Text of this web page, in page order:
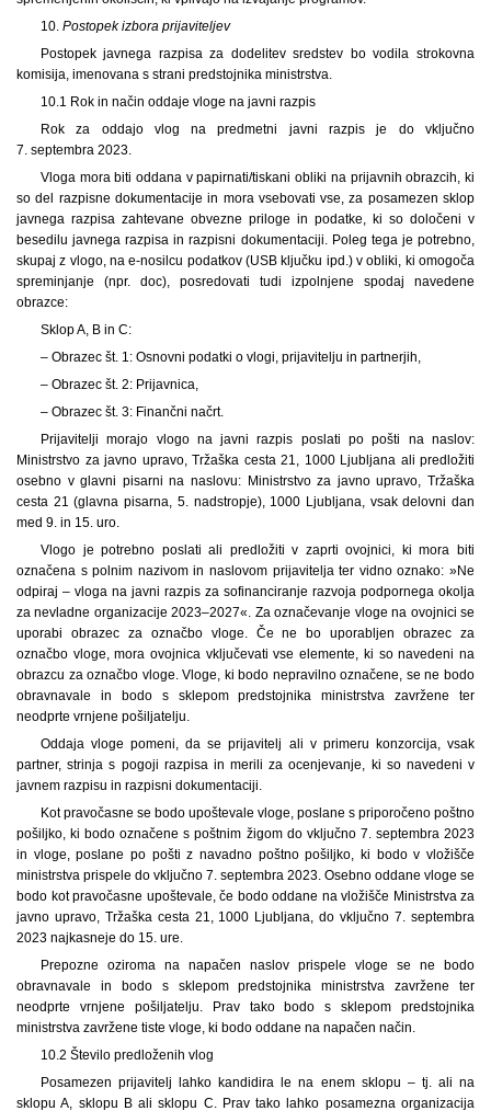
10. Postopek izbora prijaviteljev
Postopek javnega razpisa za dodelitev sredstev bo vodila strokovna
komisija, imenovana s strani predstojnika ministrstva.
10.1 Rok in način oddaje vloge na javni razpis
Rok za oddajo vlog na predmetni javni razpis je do vključno
7. septembra 2023.
Vloga mora biti oddana v papirnati/tiskani obliki na prijavnih obrazcih, ki
so del razpisne dokumentacije in mora vsebovati vse, za posamezen sklop
javnega razpisa zahtevane obvezne priloge in podatke, ki so določeni v
besedilu javnega razpisa in razpisni dokumentaciji. Poleg tega je potrebno,
skupaj z vlogo, na e-nosilcu podatkov (USB ključku ipd.) v obliki, ki omogoča
spreminjanje (npr. doc), posredovati tudi izpolnjene spodaj navedene
obrazce:
Sklop A, B in C:
– Obrazec št. 1: Osnovni podatki o vlogi, prijavitelju in partnerjih,
– Obrazec št. 2: Prijavnica,
– Obrazec št. 3: Finančni načrt.
Prijavitelji morajo vlogo na javni razpis poslati po pošti na naslov:
Ministrstvo za javno upravo, Tržaška cesta 21, 1000 Ljubljana ali predložiti
osebno v glavni pisarni na naslovu: Ministrstvo za javno upravo, Tržaška
cesta 21 (glavna pisarna, 5. nadstropje), 1000 Ljubljana, vsak delovni dan
med 9. in 15. uro.
Vlogo je potrebno poslati ali predložiti v zaprti ovojnici, ki mora biti
označena s polnim nazivom in naslovom prijavitelja ter vidno oznako: »Ne
odpiraj – vloga na javni razpis za sofinanciranje razvoja podpornega okolja
za nevladne organizacije 2023–2027«. Za označevanje vloge na ovojnici se
uporabi obrazec za označbo vloge. Če ne bo uporabljen obrazec za
označbo vloge, mora ovojnica vključevati vse elemente, ki so navedeni na
obrazcu za označbo vloge. Vloge, ki bodo nepravilno označene, se ne bodo
obravnavale in bodo s sklepom predstojnika ministrstva zavržene ter
neodprte vrnjene pošiljatelju.
Oddaja vloge pomeni, da se prijavitelj ali v primeru konzorcija, vsak
partner, strinja s pogoji razpisa in merili za ocenjevanje, ki so navedeni v
javnem razpisu in razpisni dokumentaciji.
Kot pravočasne se bodo upoštevale vloge, poslane s priporočeno poštno
pošiljko, ki bodo označene s poštnim žigom do vključno 7. septembra 2023
in vloge, poslane po pošti z navadno poštno pošiljko, ki bodo v vložišče
ministrstva prispele do vključno 7. septembra 2023. Osebno oddane vloge se
bodo kot pravočasne upoštevale, če bodo oddane na vložišče Ministrstva za
javno upravo, Tržaška cesta 21, 1000 Ljubljana, do vključno 7. septembra
2023 najkasneje do 15. ure.
Prepozne oziroma na napačen naslov prispele vloge se ne bodo
obravnavale in bodo s sklepom predstojnika ministrstva zavržene ter
neodprte vrnjene pošiljatelju. Prav tako bodo s sklepom predstojnika
ministrstva zavržene tiste vloge, ki bodo oddane na napačen način.
10.2 Število predloženih vlog
Posamezen prijavitelj lahko kandidira le na enem sklopu – tj. ali na
sklopu A, sklopu B ali sklopu C. Prav tako lahko posamezna organizacija